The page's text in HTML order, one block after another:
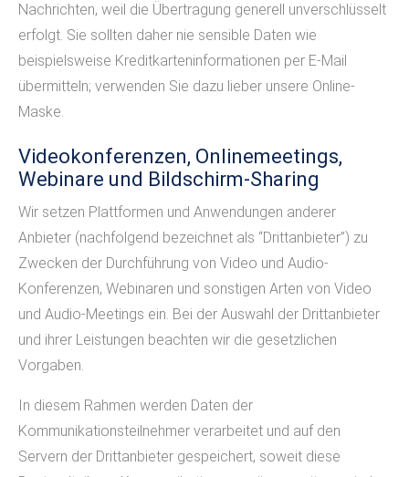
Nachrichten, weil die Übertragung generell unverschlüsselt
erfolgt. Sie sollten daher nie sensible Daten wie
beispielsweise Kreditkarteninformationen per E-Mail
übermitteln; verwenden Sie dazu lieber unsere Online-
Maske.
Videokonferenzen, Onlinemeetings,
Webinare und Bildschirm-Sharing
Wir setzen Plattformen und Anwendungen anderer
Anbieter (nachfolgend bezeichnet als “Drittanbieter”) zu
Zwecken der Durchführung von Video und Audio-
Konferenzen, Webinaren und sonstigen Arten von Video
und Audio-Meetings ein. Bei der Auswahl der Drittanbieter
und ihrer Leistungen beachten wir die gesetzlichen
Vorgaben.
In diesem Rahmen werden Daten der
Kommunikationsteilnehmer verarbeitet und auf den
Servern der Drittanbieter gespeichert, soweit diese